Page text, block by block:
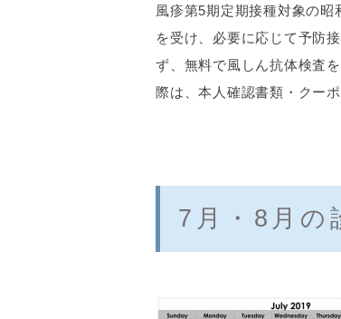
風疹第5期定期接種対象の昭
を受け、必要に応じて予防
ず、無料で風しん抗体検査
際は、本人確認書類・クー
7月・8月の